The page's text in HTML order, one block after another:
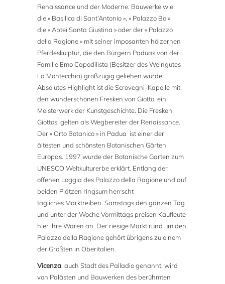
Renaissance und der Moderne. Bauwerke wie
die « Basilica di Sant’Antonio », « Palazzo Bo »,
die « Abtei Santa Giustina » oder der « Palazzo
della Ragione » mit seiner imposanten hölzernen
Pferdeskulptur, die den Bürgern Paduas von der
Familie Emo Capodilista (Besitzer des Weingutes
La Montecchia) großzügig geliehen wurde.
Absolutes Highlight ist die Scrovegni-Kapelle mit
den wunderschönen Fresken von Giotto, ein
Meisterwerk der Kunstgeschichte. Die Fresken
Giottos, gelten als Wegbereiter der Renaissance.
Der « Orto Botanico » in Padua ist einer der
ältesten und schönsten Botanischen Gärten
Europas. 1997 wurde der Botanische Garten zum
UNESCO Weltkulturerbe erklärt. Entlang der
offenen Loggia des Palazzo della Ragione und auf
beiden Plätzen ringsum herrscht
tägliches Marktreiben. Samstags den ganzen Tag
und unter der Woche Vormittags preisen Kaufleute
hier ihre Waren an. Der riesige Markt rund um den
Palazzo della Ragione gehört übrigens zu einem
der Größten in Oberitalien.
Vicenza, auch Stadt des Palladio genannt, wird
von Palästen und Bauwerken des berühmten